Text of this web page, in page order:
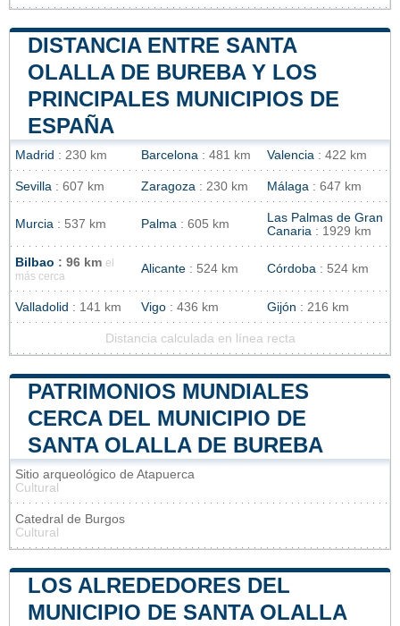
DISTANCIA ENTRE SANTA
OLALLA DE BUREBA Y LOS
PRINCIPALES MUNICIPIOS DE
ESPAÑA
Madrid : 230 km Barcelona : 481 km Valencia : 422 km
Sevilla : 607 km Zaragoza : 230 km Málaga : 647 km
Murcia : 537 km Palma : 605 km
Las Palmas de Gran
Canaria : 1929 km
Bilbao : 96 km el
más cerca
Alicante : 524 km Córdoba : 524 km
Valladolid : 141 km Vigo : 436 km Gijón : 216 km
Distancia calculada en línea recta
PATRIMONIOS MUNDIALES
CERCA DEL MUNICIPIO DE
SANTA OLALLA DE BUREBA
Sitio arqueológico de Atapuerca
Cultural
Catedral de Burgos
Cultural
LOS ALREDEDORES DEL
MUNICIPIO DE SANTA OLALLA